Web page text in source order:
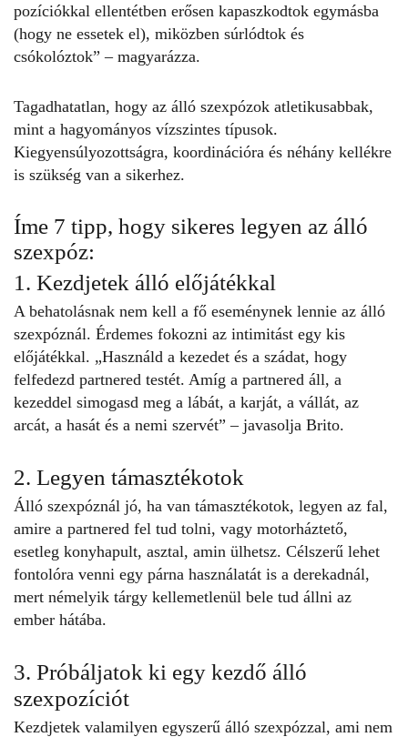
pozíciókkal ellentétben erősen kapaszkodtok egymásba
(hogy ne essetek el), miközben súrlódtok és
csókolóztok” – magyarázza.
Tagadhatatlan, hogy az álló szexpózok atletikusabbak,
mint a hagyományos vízszintes típusok.
Kiegyensúlyozottságra, koordinációra és néhány kellékre
is szükség van a sikerhez.
Íme 7 tipp, hogy sikeres legyen az álló
szexpóz:
1. Kezdjetek álló előjátékkal
A behatolásnak nem kell a fő eseménynek lennie az álló
szexpóznál. Érdemes fokozni az intimitást egy kis
előjátékkal. „Használd a kezedet és a szádat, hogy
felfedezd partnered testét. Amíg a partnered áll, a
kezeddel simogasd meg a lábát, a karját, a vállát, az
arcát, a hasát és a nemi szervét” – javasolja Brito.
2. Legyen támasztékotok
Álló szexpóznál jó, ha van támasztékotok, legyen az fal,
amire a partnered fel tud tolni, vagy motorháztető,
esetleg konyhapult, asztal, amin ülhetsz. Célszerű lehet
fontolóra venni egy párna használatát is a derekadnál,
mert némelyik tárgy kellemetlenül bele tud állni az
ember hátába.
3. Próbáljatok ki egy kezdő álló
szexpozíciót
Kezdjetek valamilyen egyszerű álló szexpózzal, ami nem